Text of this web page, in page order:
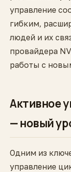
управление
гибким,
людей и их
провайдера
работы с
Активное
— новый
Одним из
управление